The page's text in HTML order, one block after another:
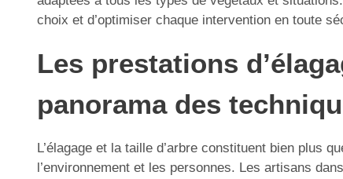
choix et d’optimiser chaque intervention en toute
Les prestations
panorama des
L’élagage et la taille d’arbre constituent bien plus
l’environnement et les personnes. Les artisans